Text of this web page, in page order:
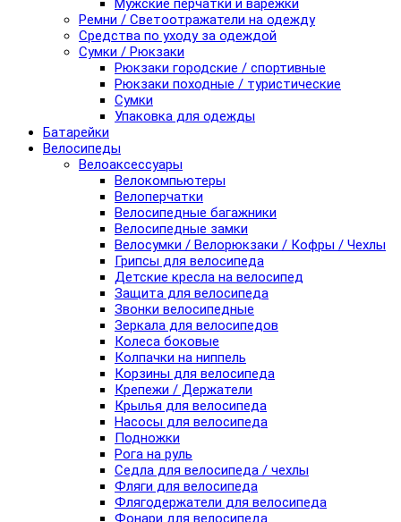
Мужские перчатки и варежки
Ремни / Светоотражатели на одежду
Средства по уходу за одеждой
Сумки / Рюкзаки
Рюкзаки городские / спортивные
Рюкзаки походные / туристические
Сумки
Упаковка для одежды
Батарейки
Велосипеды
Велоаксессуары
Велокомпьютеры
Велоперчатки
Велосипедные багажники
Велосипедные замки
Велосумки / Велорюкзаки / Кофры / Чехлы
Грипсы для велосипеда
Детские кресла на велосипед
Защита для велосипеда
Звонки велосипедные
Зеркала для велосипедов
Колеса боковые
Колпачки на ниппель
Корзины для велосипеда
Крепежи / Держатели
Крылья для велосипеда
Насосы для велосипеда
Подножки
Рога на руль
Седла для велосипеда / чехлы
Фляги для велосипеда
Флягодержатели для велосипеда
Фонари для велосипеда